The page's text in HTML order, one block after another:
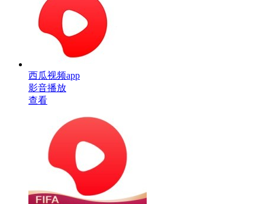
西瓜视频app
影音播放
查看